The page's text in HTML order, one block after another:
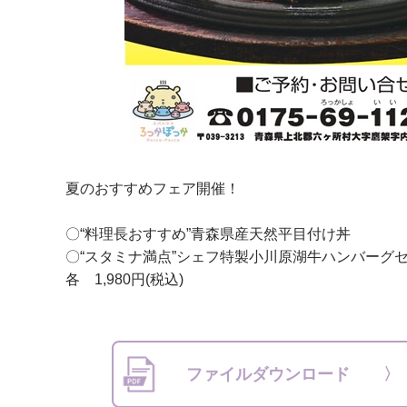
夏のおすすめフェア開催！
〇“料理長おすすめ”青森県産天然平目付け丼
〇“スタミナ満点”シェフ特製小川原湖牛ハンバーグ
各 1,980円(税込)
ファイルダウンロード